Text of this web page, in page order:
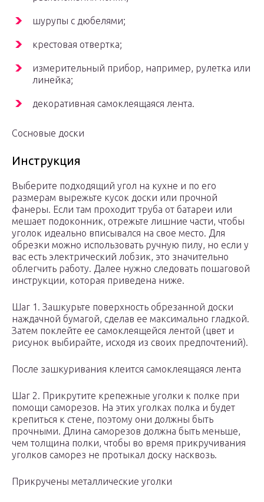
шурупы с дюбелями;
крестовая отвертка;
измерительный прибор, например, рулетка или
линейка;
декоративная самоклеящаяся лента.
Сосновые доски
Инструкция
Выберите подходящий угол на кухне и по его
размерам вырежьте кусок доски или прочной
фанеры. Если там проходит труба от батареи или
мешает подоконник, отрежьте лишние части, чтобы
уголок идеально вписывался на свое место. Для
обрезки можно использовать ручную пилу, но если у
вас есть электрический лобзик, это значительно
облегчить работу. Далее нужно следовать пошаговой
инструкции, которая приведена ниже.
Шаг 1. Зашкурьте поверхность обрезанной доски
наждачной бумагой, сделав ее максимально гладкой.
Затем поклейте ее самоклеящейся лентой (цвет и
рисунок выбирайте, исходя из своих предпочтений).
После зашкуривания клеится самоклеящаяся лента
Шаг 2. Прикрутите крепежные уголки к полке при
помощи саморезов. На этих уголках полка и будет
крепиться к стене, поэтому они должны быть
прочными. Длина саморезов должна быть меньше,
чем толщина полки, чтобы во время прикручивания
уголков саморез не протыкал доску насквозь.
Прикручены металлические уголки